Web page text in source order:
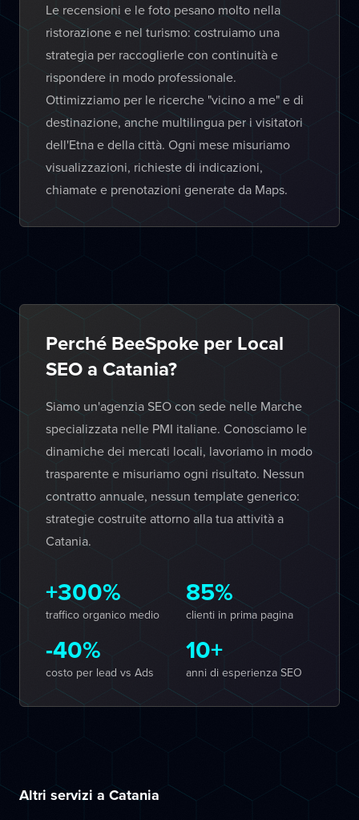
Le recensioni e le foto pesano molto nella
ristorazione e nel turismo: costruiamo una
strategia per raccoglierle con continuità e
rispondere in modo professionale.
Ottimizziamo per le ricerche "vicino a me" e di
destinazione, anche multilingua per i visitatori
dell'Etna e della città. Ogni mese misuriamo
visualizzazioni, richieste di indicazioni,
chiamate e prenotazioni generate da Maps.
Perché BeeSpoke per Local
SEO a Catania?
Siamo un'agenzia SEO con sede nelle Marche
specializzata nelle PMI italiane. Conosciamo le
dinamiche dei mercati locali, lavoriamo in modo
trasparente e misuriamo ogni risultato. Nessun
contratto annuale, nessun template generico:
strategie costruite attorno alla tua attività a
Catania.
+300%
traffico organico medio
85%
clienti in prima pagina
-40%
costo per lead vs Ads
10+
anni di esperienza SEO
Altri servizi a Catania